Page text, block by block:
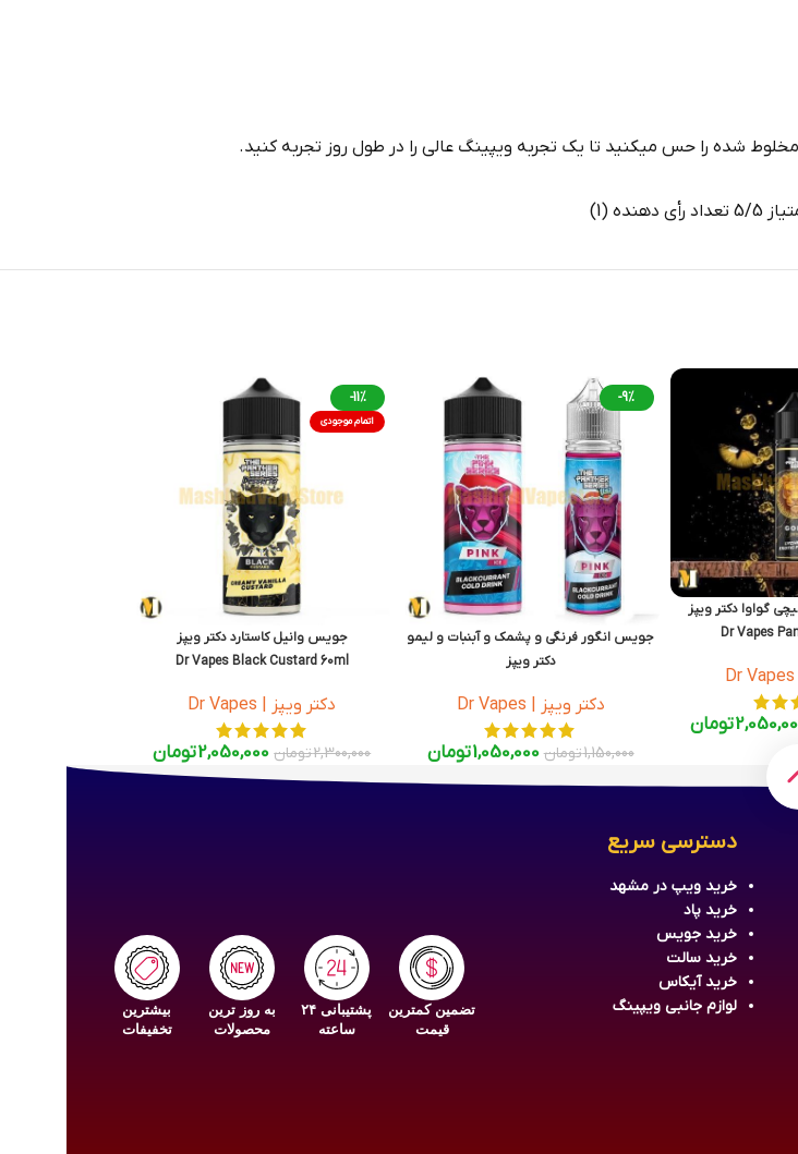
مخلوط شده را حس میکنید تا یک تجربه ویپینگ عالی را در طول روز تجربه کنید.
دهنده (1)
گواوا دکتر ویپز
Dr Vapes
تومان
-9%
جویس انگور فرنگی و پشمک و آبنبات و لیمو
دکتر ویپز
دکتر ویپز | Dr Vapes
1,150,000تومان 1,050,000تومان
-11%
اتمام موجودی
جویس وانیل کاستارد دکتر ویپز
Dr Vapes Black Custard 60ml
دکتر ویپز | Dr Vapes
2,300,000تومان 2,050,000تومان
دسترسی سریع
خریدویپدر مشهد
خریدپاد
خرید جویس
خرید سالت
خرید آیکاس
لوازم جانبی ویپینگ
تضمین کمترین
قیمت
پشتیبانی ۲۴
ساعته
به روز ترین
محصولات
بیشترین
تخفیفات